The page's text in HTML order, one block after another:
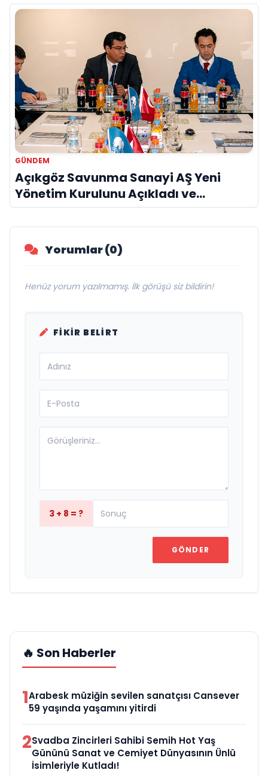
GÜNDEM
Açıkgöz Savunma Sanayi AŞ Yeni
Yönetim Kurulunu Açıkladı ve
Savunma Sanayinde Küresel Vizyon
Vurgusu
Yorumlar (0)
Henüz yorum yazılmamış. İlk görüşü siz bildirin!
FIKIR BELIRT
3 + 8 = ?
GÖNDER
🔥 Son Haberler
1Arabesk müziğin sevilen sanatçısı Cansever
59 yaşında yaşamını yitirdi
2Svadba Zincirleri Sahibi Semih Hot Yaş
Gününü Sanat ve Cemiyet Dünyasının Ünlü
İsimleriyle Kutladı!